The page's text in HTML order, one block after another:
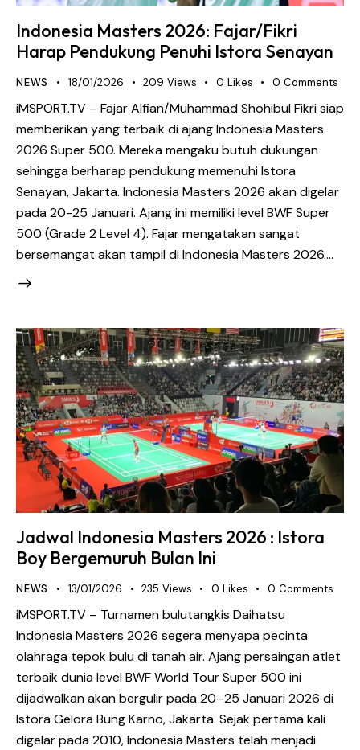
Indonesia Masters 2026: Fajar/Fikri
Harap Pendukung Penuhi Istora Senayan
NEWS 18/01/2026 209 Views 0 Likes 0 Comments
iMSPORT.TV – Fajar Alfian/Muhammad Shohibul Fikri siap
memberikan yang terbaik di ajang Indonesia Masters
2026 Super 500. Mereka mengaku butuh dukungan
sehingga berharap pendukung memenuhi Istora
Senayan, Jakarta. Indonesia Masters 2026 akan digelar
pada 20-25 Januari. Ajang ini memiliki level BWF Super
500 (Grade 2 Level 4). Fajar mengatakan sangat
bersemangat akan tampil di Indonesia Masters 2026.…
Jadwal Indonesia Masters 2026 : Istora
Boy Bergemuruh Bulan Ini
NEWS 13/01/2026 235 Views 0 Likes 0 Comments
iMSPORT.TV – Turnamen bulutangkis Daihatsu
Indonesia Masters 2026 segera menyapa pecinta
olahraga tepok bulu di tanah air. Ajang persaingan atlet
terbaik dunia level BWF World Tour Super 500 ini
dijadwalkan akan bergulir pada 20–25 Januari 2026 di
Istora Gelora Bung Karno, Jakarta. Sejak pertama kali
digelar pada 2010, Indonesia Masters telah menjadi